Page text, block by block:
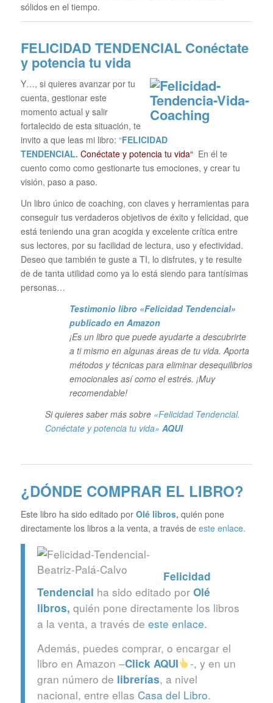
sólidos en el tiempo.
FELICIDAD TENDENCIAL Conéctate
y potencia tu vida
Y…, si quieres avanzar por tu
cuenta, gestionar este
momento actual y salir
fortalecido de esta situación, te
invito a que leas mi libro: “FELICIDAD
TENDENCIAL. Conéctate y potencia tu vida“ En él te
cuento como como gestionarte tus emociones, y crear tu
visión, paso a paso.
Un libro único de coaching, con claves y herramientas para
conseguir tus verdaderos objetivos de éxito y felicidad, que
está teniendo una gran acogida y excelente crítica entre
sus lectores, por su facilidad de lectura, uso y efectividad.
Deseo que también te guste a TI, lo disfrutes, y te resulte
de de tanta utilidad como ya lo está siendo para tantísimas
personas…
Testimonio libro «Felicidad Tendencial»
publicado en Amazon
¡Es un libro que puede ayudarte a descubrirte
a ti mismo en algunas áreas de tu vida. Aporta
métodos y técnicas para eliminar desequilibrios
emocionales así como el estrés. ¡Muy
recomendable!
Si quieres saber más sobre «Felicidad Tendencial.
Conéctate y potencia tu vida» AQUI
¿DÓNDE COMPRAR EL LIBRO?
Este libro ha sido editado por Olé libros, quién pone
directamente los libros a la venta, a través de este enlace.
Felicidad
Tendencial ha sido editado por Olé
libros, quién pone directamente los libros
a la venta, a través de este enlace.
Además, puedes comprar, o encargar el
libro en Amazon –Click AQUI
-, y en un
gran número de librerías, a nivel
nacional, entre ellas Casa del Libro.